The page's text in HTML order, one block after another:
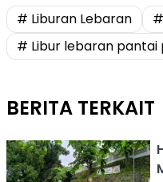
# Liburan Lebaran
# Libur lebaran
BERITA TERKAIT